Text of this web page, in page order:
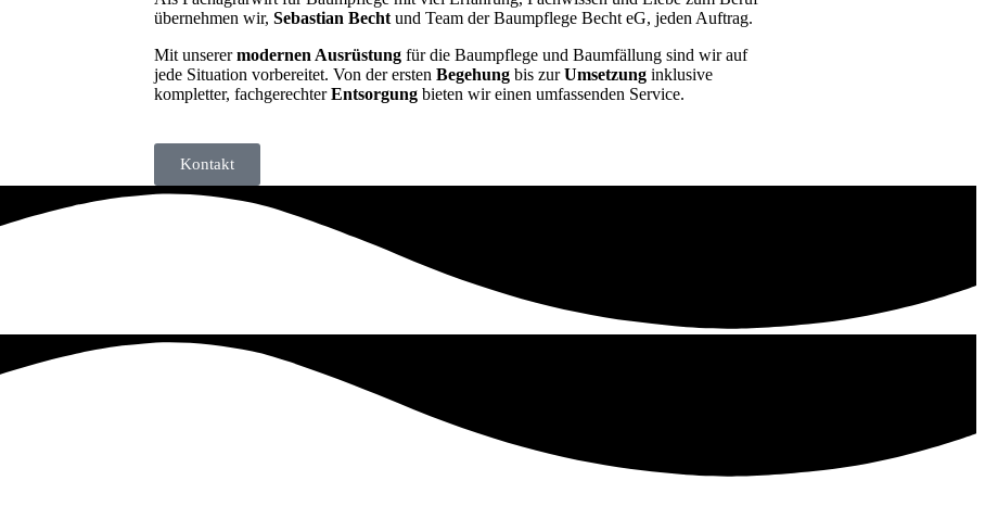
übernehmen wir, Sebastian Becht und Team der Baumpflege Becht eG, jeden Auftrag.
Mit unserermodernen Ausrüstung für die Baumpflege und Baumfällung sind wir auf
jede Situation vorbereitet. Von der ersten Begehung bis zurUmsetzung inklusive
kompletter, fachgerechterEntsorgung bieten wir einen umfassenden Service.
Kontakt